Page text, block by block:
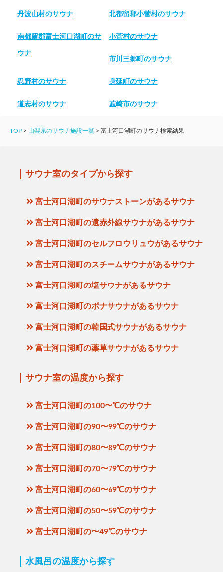
丹波山村のサウナ 北都留郡小菅村のサウナ
南都留郡富士河口湖町のサ
ウナ
小菅村のサウナ
市川三郷町のサウナ
忍野村のサウナ 身延町のサウナ
道志村のサウナ 韮崎市のサウナ
TOP > 山梨県のサウナ施設一覧 > 富士河口湖町のサウナ検索結果
サウナ室のタイプから探す
富士河口湖町のサウナストーンがあるサウナ
富士河口湖町の遠赤外線サウナがあるサウナ
富士河口湖町のセルフロウリュウがあるサウナ
富士河口湖町のスチームサウナがあるサウナ
富士河口湖町の塩サウナがあるサウナ
富士河口湖町のボナサウナがあるサウナ
富士河口湖町の韓国式サウナがあるサウナ
富士河口湖町の薬草サウナがあるサウナ
サウナ室の温度から探す
富士河口湖町の100〜℃のサウナ
富士河口湖町の90〜99℃のサウナ
富士河口湖町の80〜89℃のサウナ
富士河口湖町の70〜79℃のサウナ
富士河口湖町の60〜69℃のサウナ
富士河口湖町の50〜59℃のサウナ
富士河口湖町の〜49℃のサウナ
水風呂の温度から探す